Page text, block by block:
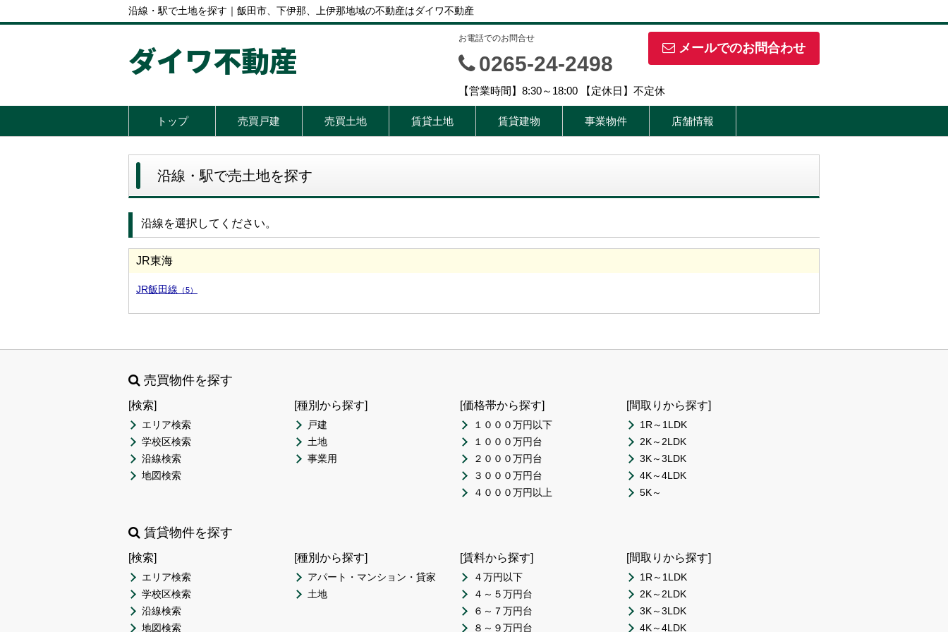
沿線・駅で土地を探す｜飯田市、下伊那、上伊那地域の不動産はダイワ不動産
ダイワ不動産 メールでのお問合わせ
お電話でのお問合せ
0265-24-2498
【営業時間】8:30～18:00 【定休日】不定休
トップ 売買戸建 売買土地 賃貸土地 賃貸建物 事業物件 店舗情報
沿線・駅で売土地を探す
沿線を選択してください。
JR東海
JR飯田線 （5）
売買物件を探す
[検索]
エリア検索
学校区検索
沿線検索
地図検索
[種別から探す]
戸建
土地
事業用
[価格帯から探す]
１０００万円以下
１０００万円台
２０００万円台
３０００万円台
４０００万円以上
[間取りから探す]
1R～1LDK
2K～2LDK
3K～3LDK
4K～4LDK
5K～
賃貸物件を探す
[検索]
エリア検索
学校区検索
沿線検索
地図検索
[種別から探す]
アパート・マンション・貸家
土地
[賃料から探す]
４万円以下
４～５万円台
６～７万円台
８～９万円台
[間取りから探す]
1R～1LDK
2K～2LDK
3K～3LDK
4K～4LDK